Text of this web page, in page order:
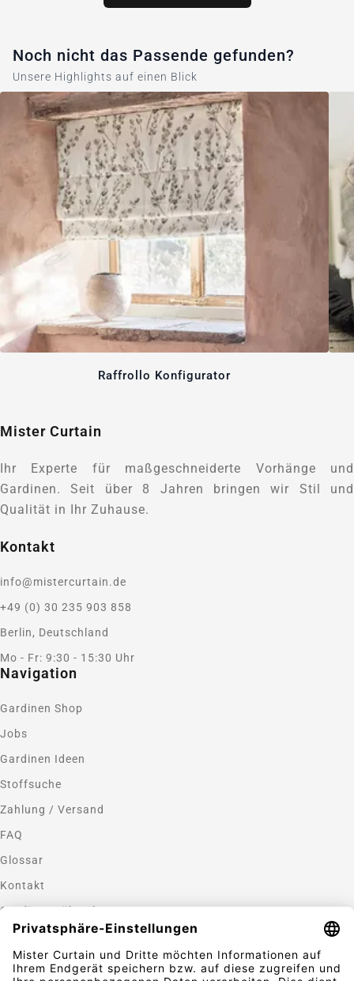
Noch nicht das Passende gefunden?
Unsere Highlights auf einen Blick
Raffrollo Konfigurator
Mister Curtain
Ihr Experte für maßgeschneiderte Vorhänge und
Gardinen. Seit über 8 Jahren bringen wir Stil und
Qualität in Ihr Zuhause.
Kontakt
info@mistercurtain.de
+49 (0) 30 235 903 858
Berlin, Deutschland
Mo - Fr: 9:30 - 15:30 Uhr
Navigation
Gardinen Shop
Jobs
Gardinen Ideen
Stoffsuche
Zahlung / Versand
FAQ
Glossar
Kontakt
Gardinen nähen lassen
Zahlungsmethoden